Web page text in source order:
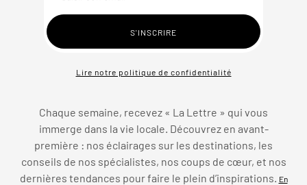
Lire notre politique de confidentialité
Chaque semaine, recevez « La Lettre » qui vous
immerge dans la vie locale. Découvrez en avant-
première : nos éclairages sur les destinations, les
conseils de nos spécialistes, nos coups de cœur, et nos
dernières tendances pour faire le plein d’inspirations.
En